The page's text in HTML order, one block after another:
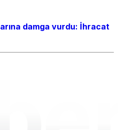
damga vurdu: İhracat